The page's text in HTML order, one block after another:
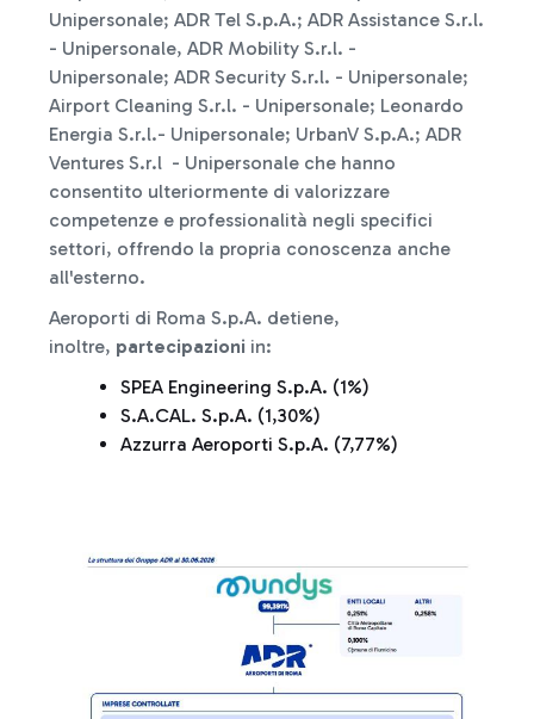
Unipersonale; ADR Tel S.p.A.; ADR Assistance S.r.l.
- Unipersonale, ADR Mobility S.r.l. -
Unipersonale; ADR Security S.r.l. - Unipersonale;
Airport Cleaning S.r.l. - Unipersonale; Leonardo
Energia S.r.l.- Unipersonale; UrbanV S.p.A.; ADR
Ventures S.r.l - Unipersonale che hanno
consentito ulteriormente di valorizzare
competenze e professionalità negli specifici
settori, offrendo la propria conoscenza anche
all'esterno.
Aeroporti di Roma S.p.A. detiene,
inoltre, partecipazioni in:
SPEA Engineering S.p.A. (1%)
S.A.CAL. S.p.A. (1,30%)
Azzurra Aeroporti S.p.A. (7,77%)